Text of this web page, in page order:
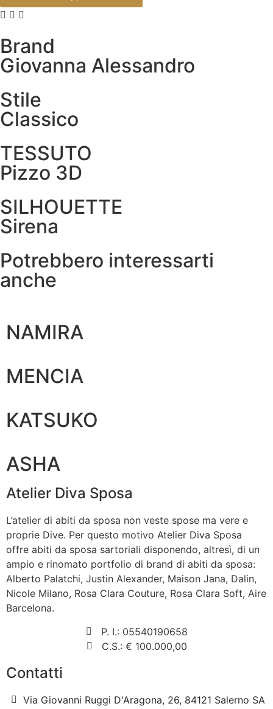
Brand
Giovanna Alessandro
Stile
Classico
TESSUTO
Pizzo 3D
SILHOUETTE
Sirena
Potrebbero interessarti
anche
NAMIRA
MENCIA
KATSUKO
ASHA
Atelier Diva Sposa
L’atelier di abiti da sposa non veste spose ma vere e
proprie Dive. Per questo motivo Atelier Diva Sposa
offre abiti da sposa sartoriali disponendo, altresì, di un
ampio e rinomato portfolio di brand di abiti da sposa:
Alberto Palatchi, Justin Alexander, Maison Jana, Dalin,
Nicole Milano, Rosa Clara Couture, Rosa Clara Soft, Aire
Barcelona.
P. I.: 05540190658
C.S.: € 100.000,00
Contatti
Via Giovanni Ruggi D'Aragona, 26, 84121 Salerno SA